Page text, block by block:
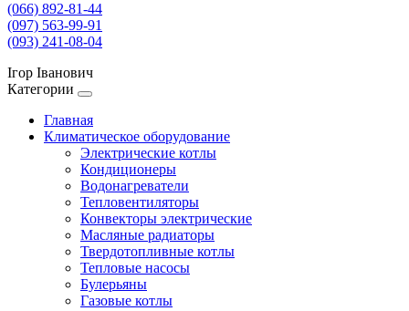
(066) 892-81-44
(097) 563-99-91
(093) 241-08-04
Ігор Іванович
Категории
Главная
Климатическое оборудование
Электрические котлы
Кондиционеры
Водонагреватели
Тепловентиляторы
Конвекторы электрические
Масляные радиаторы
Твердотопливные котлы
Тепловые насосы
Булерьяны
Газовые котлы